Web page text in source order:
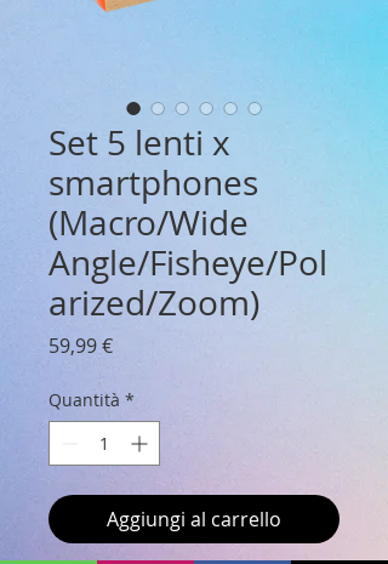
Set 5 lenti x
smartphones
(Macro/Wide
Angle/Fisheye/Pol
arized/Zoom)
59,99 €Prezzo
Quantità *
Aggiungi al carrello